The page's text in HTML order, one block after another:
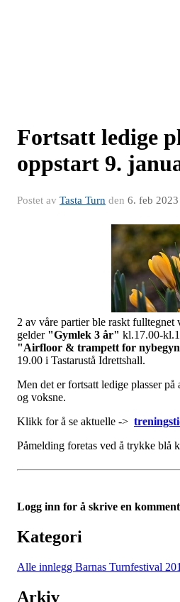
Fortsatt ledige
oppstart 9.
Postet av Tasta Turn den 6. feb 2023
2 av våre partier ble raskt fulltegnet
gelder "Gymlek 3 år" kl.17.00-
"Airfloor & trampett for
19.00 i Tastarustå Idrettshall.
Men det er fortsatt ledige plasser
og voksne.
Klikk for å se aktuelle ->
Påmelding foretas ved å trykke blå
Logg inn for å skrive en
Kategori
Alle innlegg Barnas Turnfestival
Arkiv